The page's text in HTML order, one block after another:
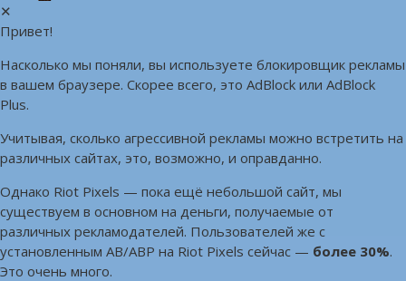
✕
Привет!
Насколько мы поняли, вы используете блокировщик рекламы
в вашем браузере. Скорее всего, это AdBlock или AdBlock
Plus.
Учитывая, сколько агрессивной рекламы можно встретить на
различных сайтах, это, возможно, и оправданно.
Однако Riot Pixels — пока ещё небольшой сайт, мы
существуем в основном на деньги, получаемые от
различных рекламодателей. Пользователей же с
установленным AB/ABP на Riot Pixels сейчас — более 30%.
Это очень много.